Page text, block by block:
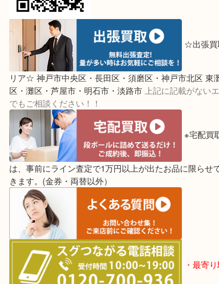
ご覧頂いている方は、こちらをスマホで読み取っ
☆出
リア☆ 神戸市中央区・長田区・須磨区・神戸市北
区・灘区・芦屋市・明石市・淡路市
でもご相談ください！！
は、事前にライン査定で1万円以上が出たお品に限
きます。(金券・両替以外）